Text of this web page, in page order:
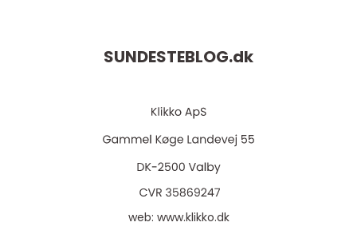
SUNDESTEBLOG.dk
web: www.klikko.dk